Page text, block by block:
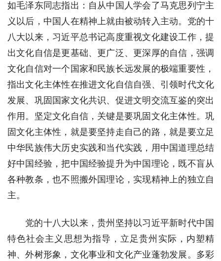
如毛泽东同志指出：自从中国人学会了马克思列宁主
义以后，中国人在精神上就由被动转入主动。党的十
八大以来，习近平总书记高度重视文化建设工作，提
出文化自信是更基础、更广泛、更深厚的自信，强调
文化自信对一个国家和民族长远发展的极端重要性，
指出文化主体性在推进文化自信自强、引领时代文化
发展、巩固国家文化共识、促进文明交流互鉴的突出
作用。坚定文化自信，关键是要巩固文化主体性。巩
固文化主体性，就是要坚持走自己的路，就是要立足
中华民族伟大历史实践和当代实践，用中国道理总结
好中国经验，把中国经验提升为中国理论，既不盲从
各种教条，也不照搬外国理论，实现精神上的独立自
主。
党的十八大以来，贵州坚持以习近平新时代中国
特色社会主义思想为指导，立足贵州实际，内塑精
神、外树形象，文化事业和文化产业蓬勃发展。多彩